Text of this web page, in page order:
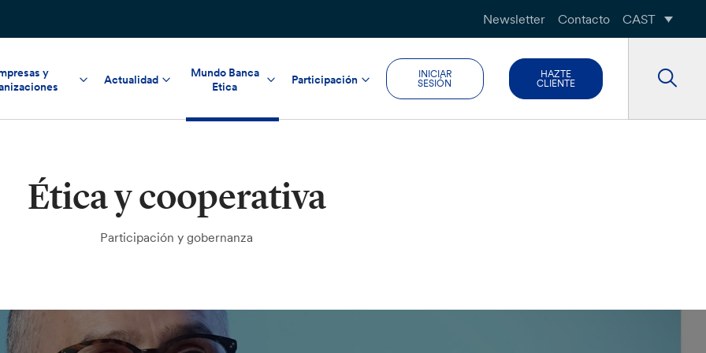
Newsletter Contacto CAST
y
Actualidad
Mundo Banca
Etica
Participación
INICIAR
SESIÓN
HAZTE
CLIENTE
Ética y cooperativa
Participación y gobernanza